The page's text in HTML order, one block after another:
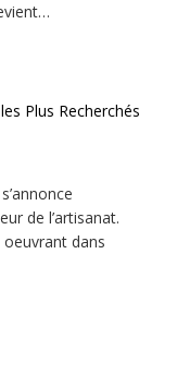
Plus Recherchés
de l’artisanat.
dans